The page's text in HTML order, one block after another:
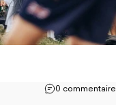
0 commentaire